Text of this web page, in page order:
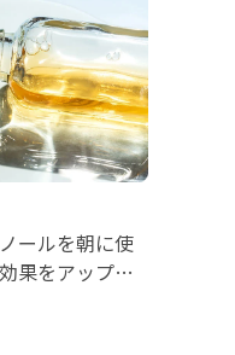
ールを朝に使
果をアップす